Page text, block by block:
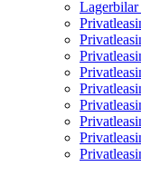
Lagerbilar